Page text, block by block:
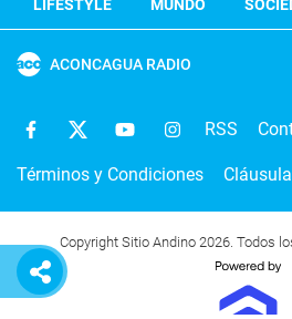
LIFESTYLE
MUNDO
ACONCAGUA RADIO
RSS
Términos y Condiciones
Copyright Sitio Andino 2026. Todos